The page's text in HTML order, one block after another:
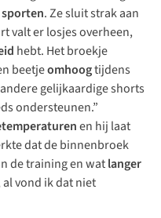
. Ze sluit strak aan
valt er losjes overheen,
hebt. Het broekje
beetjeomhoogtijdens
gelijkaardige shorts
ondersteunen.”
en hij laat
dat de binnenbroek
de training en watlanger
vond ik dat niet